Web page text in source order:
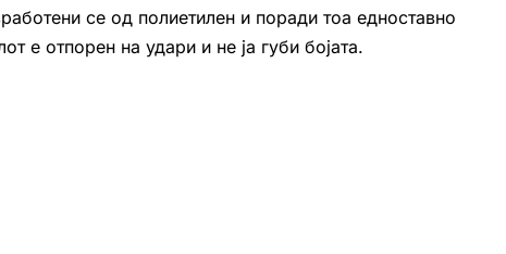
се од полиетилен и поради тоа едноставно
е отпорен на удари и не ја губи бојата.